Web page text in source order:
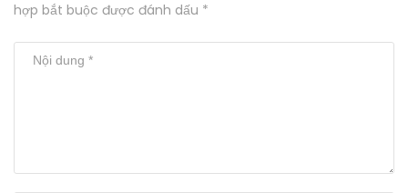
hợp bắt buộc được đánh dấu *